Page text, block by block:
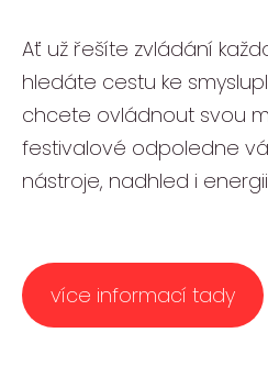
Ať už řešíte zvládání
hledáte cestu ke
chcete ovládnout svou
festivalové odpoledne
nástroje, nadhled i
více informací tady